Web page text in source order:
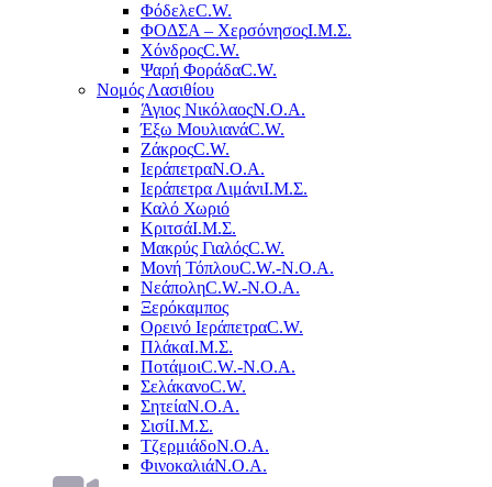
ΦόδελεC.W.
ΦΟΔΣΑ – ΧερσόνησοςΙ.Μ.Σ.
ΧόνδροςC.W.
Ψαρή ΦοράδαC.W.
Νομός Λασιθίου
Άγιος ΝικόλαοςΝ.Ο.Α.
Έξω ΜουλιανάC.W.
ΖάκροςC.W.
ΙεράπετραΝ.Ο.Α.
Ιεράπετρα ΛιμάνιΙ.Μ.Σ.
Καλό Χωριό
ΚριτσάΙ.Μ.Σ.
Μακρύς ΓιαλόςC.W.
Μονή ΤόπλουC.W.-Ν.Ο.Α.
ΝεάποληC.W.-Ν.Ο.Α.
Ξερόκαμπος
Ορεινό ΙεράπετραC.W.
ΠλάκαΙ.Μ.Σ.
ΠοτάμοιC.W.-Ν.Ο.Α.
ΣελάκανοC.W.
ΣητείαΝ.Ο.Α.
ΣισίΙ.Μ.Σ.
ΤζερμιάδοΝ.Ο.Α.
ΦινοκαλιάΝ.Ο.Α.